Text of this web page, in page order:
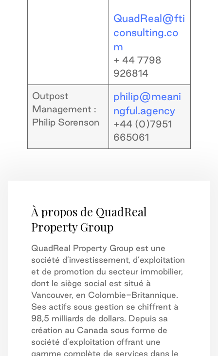
QuadReal@fti
consulting.co
m
+ 44 7798
926814
Outpost
Management :
Philip Sorenson
philip@meani
ngful.agency
+44 (0)7951
665061
À propos de QuadReal
Property Group
QuadReal Property Group est une
société d’investissement, d’exploitation
et de promotion du secteur immobilier,
dont le siège social est situé à
Vancouver, en Colombie-Britannique.
Ses actifs sous gestion se chiffrent à
98,5 milliards de dollars. Depuis sa
création au Canada sous forme de
société d’exploitation offrant une
gamme complète de services dans le